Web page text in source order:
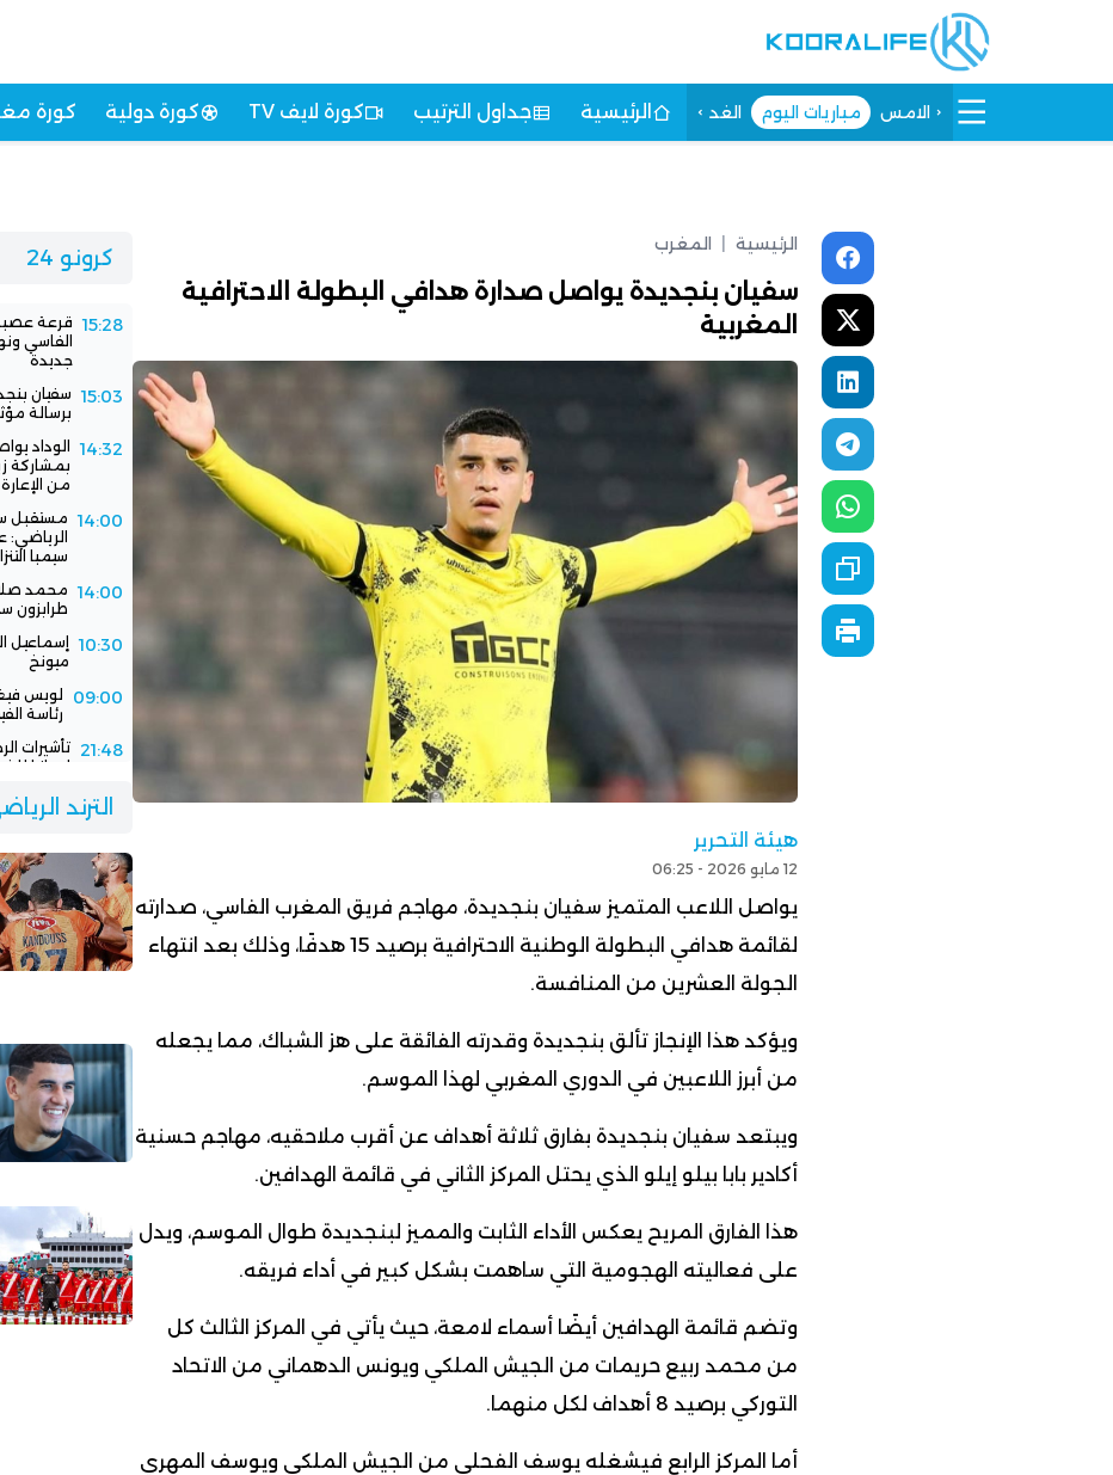
الامس مباريات اليوم الغد الرئيسية جداول الترتيب كورة لايف TV كورة دولية كورة
الرئيسية المغرب
سفيان بنجديدة يواصل صدارة هدافي البطولة الاحترافية
المغربية
هيئة التحرير
12 مايو 2026 - 06:25
يواصل اللاعب المتميز سفيان بنجديدة، مهاجم فريق المغرب الفاسي، صدارته
لقائمة هدافي البطولة الوطنية الاحترافية برصيد 15 هدفًا، وذلك بعد انتهاء
الجولة العشرين من المنافسة.
ويؤكد هذا الإنجاز تألق بنجديدة وقدرته الفائقة على هز الشباك، مما يجعله
من أبرز اللاعبين في الدوري المغربي لهذا الموسم.
ويبتعد سفيان بنجديدة بفارق ثلاثة أهداف عن أقرب ملاحقيه، مهاجم حسنية
أكادير بابا بيلو إيلو الذي يحتل المركز الثاني في قائمة الهدافين.
هذا الفارق المريح يعكس الأداء الثابت والمميز لبنجديدة طوال الموسم، ويدل
على فعاليته الهجومية التي ساهمت بشكل كبير في أداء فريقه.
وتضم قائمة الهدافين أيضًا أسماء لامعة، حيث يأتي في المركز الثالث كل
من محمد ربيع حريمات من الجيش الملكي ويونس الدهماني من الاتحاد
التوركي برصيد 8 أهداف لكل منهما.
أما المركز الرابع فيشغله يوسف الفحلي من الجيش الملكي ويوسف المهري
كرونو 24
15:28 قرعة عصبة
الفاسي
جديدة
15:03 سفيان
برسالة
14:32
الوداد
بمشاركة
من الإعارة
14:00 مستقبل
سيمبا
14:00 محمد
طرابزون سبور
10:30
إسماعيل
ميونخ
09:00
لويس
رئاسة
21:48
تأشيرات
إسبانيا
21:00
فيفا تنفي
باستضافة
16:30 الرجاء
جديدة
الترند